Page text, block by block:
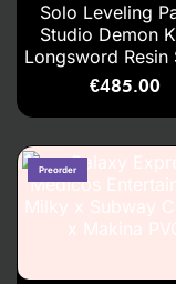
Solo Leveling
Studio Demon
Longsword Resin
€485.00